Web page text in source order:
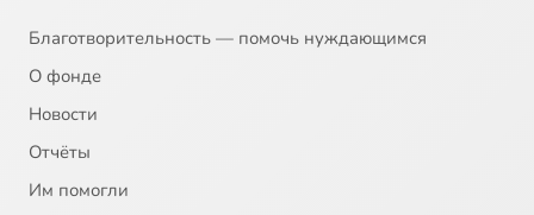
Благотворительность — помочь нуждающимся
О фонде
Новости
Отчёты
Им помогли